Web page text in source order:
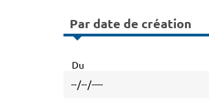
Par date de création
Du